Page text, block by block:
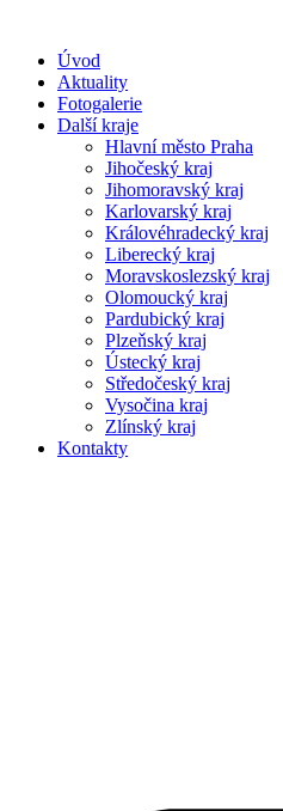
Úvod
Aktuality
Fotogalerie
Další kraje
Hlavní město Praha
Jihočeský kraj
Jihomoravský kraj
Karlovarský kraj
Královéhradecký kraj
Liberecký kraj
Moravskoslezský kraj
Olomoucký kraj
Pardubický kraj
Plzeňský kraj
Ústecký kraj
Středočeský kraj
Vysočina kraj
Zlínský kraj
Kontakty